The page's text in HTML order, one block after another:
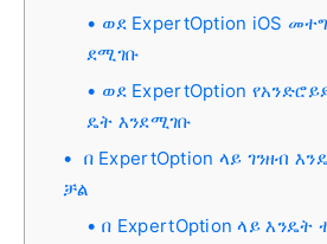
ወደ ExpertOption iOS
ደሚገቡ
ወደ ExpertOption
ዴት እንደሚገቡ
በ ExpertOption ላይ ገንዘብ
ቻል
በ ExpertOption ላይ